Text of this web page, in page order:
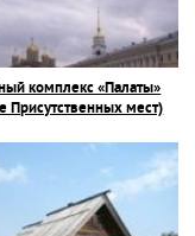
комплекс «Палаты»
Присутственных мест)